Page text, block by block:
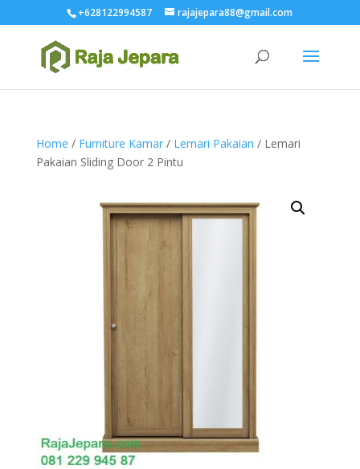
+628122994587 rajajepara88@gmail.com
Home / Furniture Kamar/ Lemari Pakaian / Lemari
Pakaian Sliding Door 2 Pintu